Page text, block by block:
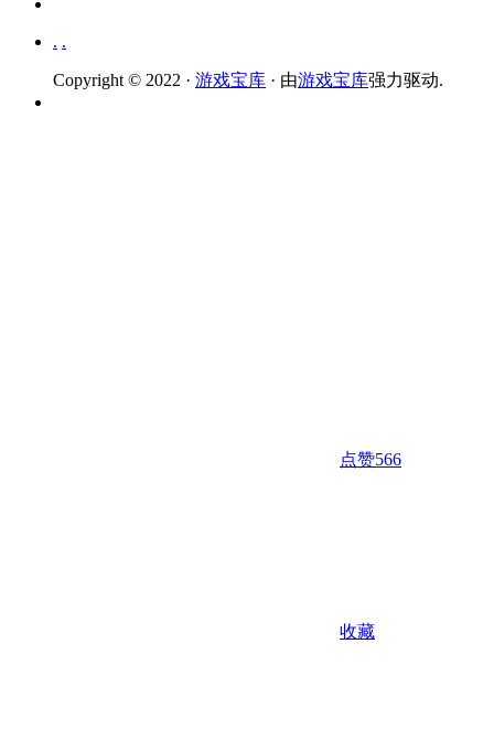
. .
Copyright © 2022 · 游戏宝库 · 由游戏宝库强力驱动.
点赞566
收藏